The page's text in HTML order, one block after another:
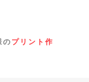
の プリント作